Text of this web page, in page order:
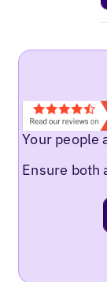
Your people
Ensure both